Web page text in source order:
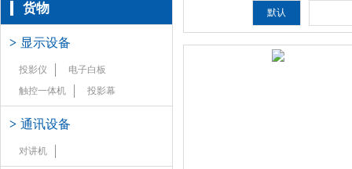
货物
> 显示设备
投影仪
电子白板
触控一体机
投影幕
> 通讯设备
对讲机
默认